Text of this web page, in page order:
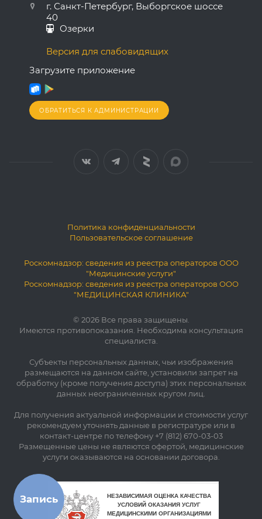
г. Санкт-Петербург, Выборгское шоссе
40
Озерки
Версия для слабовидящих
Загрузите приложение
ОБРАТИТЬСЯ К АДМИНИСТРАЦИИ
Политика конфиденциальности
Пользовательское соглашение
Роскомнадзор: сведения из реестра операторов ООО
"Медицинские услуги"
Роскомнадзор: сведения из реестра операторов ООО
"МЕДИЦИНСКАЯ КЛИНИКА"
© 2026 Все права защищены.
Имеются противопоказания. Необходима консультация
специалиста.
Субъекты персональных данных, чьи изображения
размещаются на данном сайте, установили запрет на
обработку (кроме получения доступа) этих персональных
данных неограниченных кругом лиц.
Для получения актуальной информации и стоимости услуг
рекомендуем уточнять данные в регистратуре или в
контакт-центре по телефону +7 (812) 670-03-03
Размещенные цены не являются офертой, медицинские
услуги оказываются на основании договора.
Запись